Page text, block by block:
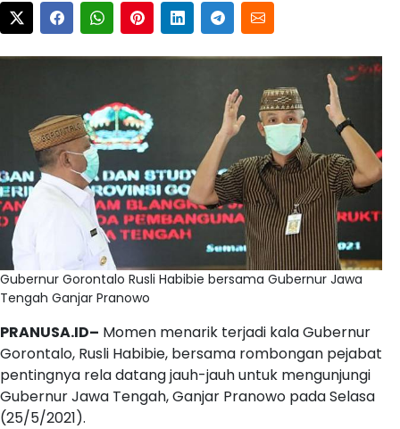
Gubernur Gorontalo Rusli Habibie bersama Gubernur Jawa
Tengah Ganjar Pranowo
PRANUSA.ID– Momen menarik terjadi kala Gubernur
Gorontalo, Rusli Habibie, bersama rombongan pejabat
pentingnya rela datang jauh-jauh untuk mengunjungi
Gubernur Jawa Tengah, Ganjar Pranowo pada Selasa
(25/5/2021).